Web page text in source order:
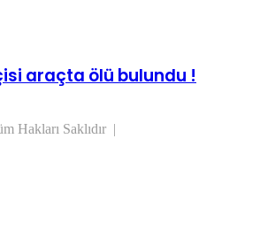
araçta ölü bulundu !
Hakları Saklıdır |